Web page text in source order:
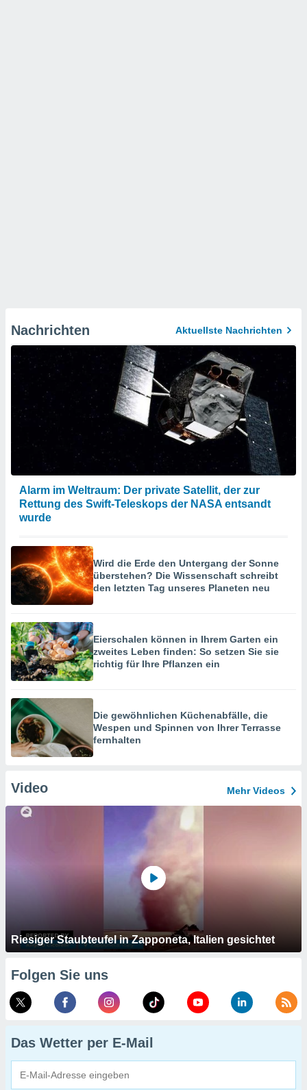
Nachrichten Aktuellste Nachrichten
Alarm im Weltraum: Der private Satellit, der zur
Rettung des Swift-Teleskops der NASA entsandt
wurde
Wird die Erde den Untergang der Sonne
überstehen? Die Wissenschaft schreibt
den letzten Tag unseres Planeten neu
Eierschalen können in Ihrem Garten ein
zweites Leben finden: So setzen Sie sie
richtig für Ihre Pflanzen ein
Die gewöhnlichen Küchenabfälle, die
Wespen und Spinnen von Ihrer Terrasse
fernhalten
Video Mehr Videos
Riesiger Staubteufel in Zapponeta, Italien gesichtet
Folgen Sie uns
Das Wetter per E-Mail